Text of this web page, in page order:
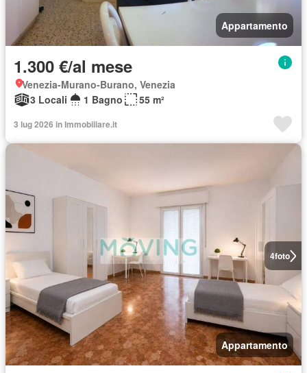
Appartamento
1.300 €/al mese
Venezia-Murano-Burano, Venezia
3 Locali
1 Bagno 55 m²
3 lug 2026 in Immobiliare.it
4foto
Appartamento